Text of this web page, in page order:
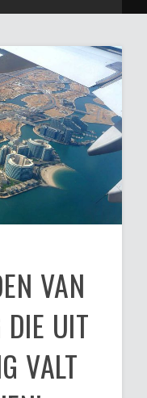
VAN
DIE UIT
VALT